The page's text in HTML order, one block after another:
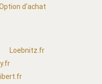
d'achat
Loebnitz.fr